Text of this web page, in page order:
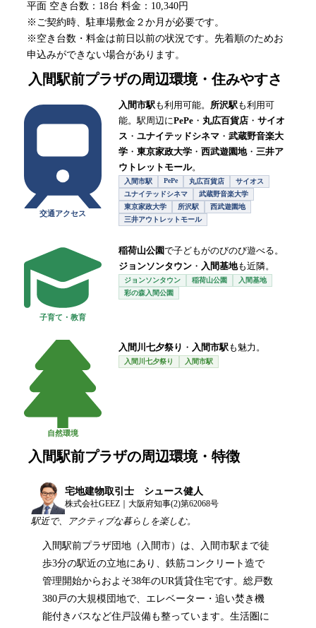
平面 空き台数：18台 料金：10,340円
※ご契約時、駐車場敷金２か月が必要です。
※空き台数・料金は前日以前の状況です。先着順のためお
申込みができない場合があります。
入間駅前プラザの周辺環境・住みやすさ
交通アクセス
入間市駅も利用可能。 所沢駅も利用可
能。駅周辺にPePe ・ 丸広百貨店 ・ サイオ
ス ・ ユナイテッドシネマ ・ 武蔵野音楽大
学 ・ 東京家政大学 ・ 西武遊園地・ 三井ア
ウトレットモール。
入間市駅 PePe 丸広百貨店
サイオス
ユナイテッドシネマ
武蔵野音楽大学
東京家政大学
所沢駅
西武遊園地
三井アウトレットモール
子育て・教育
稲荷山公園で子どもがのびのび遊べる。
ジョンソンタウン ・ 入間基地も近隣。
ジョンソンタウン 稲荷山公園
入間基地
彩の森入間公園
自然環境
入間川七夕祭り ・ 入間市駅も魅力。
入間川七夕祭り 入間市駅
入間駅前プラザの周辺環境・特徴
宅地建物取引士 シュース健人
株式会社GEEZ｜大阪府知事(2)第62068号
駅近で、アクティブな暮らしを楽しむ。
入間駅前プラザ団地（入間市）は、入間市駅まで徒
歩3分の駅近の立地にあり、鉄筋コンクリート造で
管理開始からおよそ38年のUR賃貸住宅です。総戸数
380戸の大規模団地で、エレベーター・追い焚き機
能付きバスなど住戸設備も整っています。生活圏に